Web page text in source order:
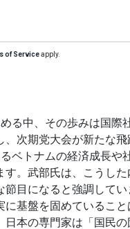
of Serviceapply.
る中、その歩みは国際
次期党大会が新たな
ベトナムの経済成長
。武部氏は、こうし
目になると強調して
基盤を固めているこ
本の専門家は「国民